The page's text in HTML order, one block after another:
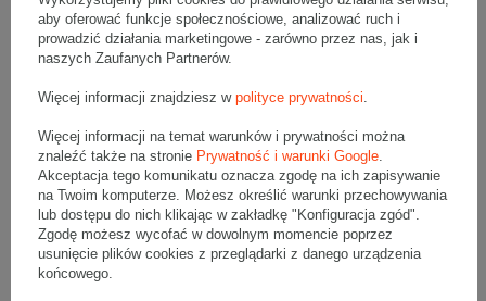
rap na różne przedmioty, w tym
kartony
. Dzięki uchwytowi mini rap
owijanie folią jest znacznie wygodniejsze i szybsze niż manualne
stretchowanie. Zastosowanie rączki znacząco przyspiesza proces
owijania, a także redukuje zmęczenie osoby odpowiedzialnej za
W jaki sposób używać uchwytu do folii
stretch mini rap?
Używanie uchwytu do folii stretch mini rap jest bardzo proste.
Wystarczy umieścić rolkę folii stretch w uchwycie. Dyspenser
posiada specjalną wypustkę, która blokuje rolkę folii i
uniemożliwia jej zsuwanie. Po nałożeniu folii można rozpocząć
owijanie. Dyspenser jest bardzo lekki i ergonomiczny, co pozwala
na używanie go tylko jedną ręką, podczas gdy drugą można np.
przytrzymywać owijany przedmiot. Uchwyt mini rap umożliwia
aby oferować funkcje społecznościowe, analizować ruch i
prowadzić działania marketingowe - zarówno przez nas, jak i
naszych Zaufanych Partnerów.
Więcej informacji znajdziesz w polityce prywatności
Więcej informacji na temat warunków i prywatności można
znaleźć także na stronie Prywatność i warunki Google
Akceptacja tego komunikatu oznacza zgodę na ich zapisywanie
na Twoim komputerze. Możesz określić warunki przechowywania
lub dostępu do nich klikając w zakładkę "Konfiguracja zgód".
Zgodę możesz wycofać w dowolnym momencie poprzez
usunięcie plików cookies z przeglądarki z danego urządzenia
końcowego.